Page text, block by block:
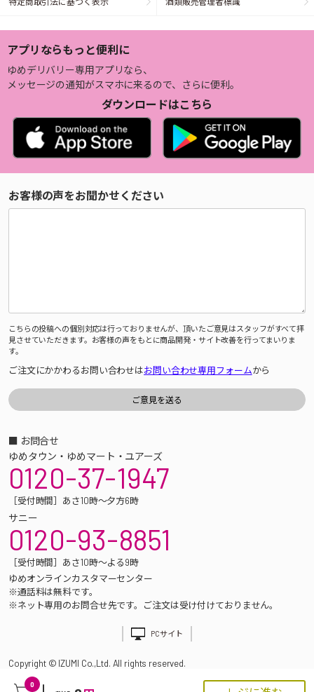
0
アプリならもっと便利に
ゆめデリバリー専用アプリなら、
メッセージの通知がスマホに来るので、さらに便利。
ダウンロードはこちら
お客様の声をお聞かせください
こちらの投稿への個別対応は行っておりませんが、頂いたご意見はスタッフがすべて拝
見させていただきます。お客様の声をもとに商品開発・サイト改善を行ってまいりま
す。
ご注文にかかわるお問い合わせはお問い合わせ専用フォームから
■ お問合せ
ゆめタウン・ゆめマート・ユアーズ
0120-37-1947
［受付時間］あさ10時～夕方6時
サニー
0120-93-8851
［受付時間］あさ10時～よる9時
ゆめオンラインカスタマーセンター
※通話料は無料です。
※ネット専用のお問合せ先です。ご注文は受け付けておりません。
PCサイト
Copyright © IZUMI Co.,Ltd. All rights reserved.